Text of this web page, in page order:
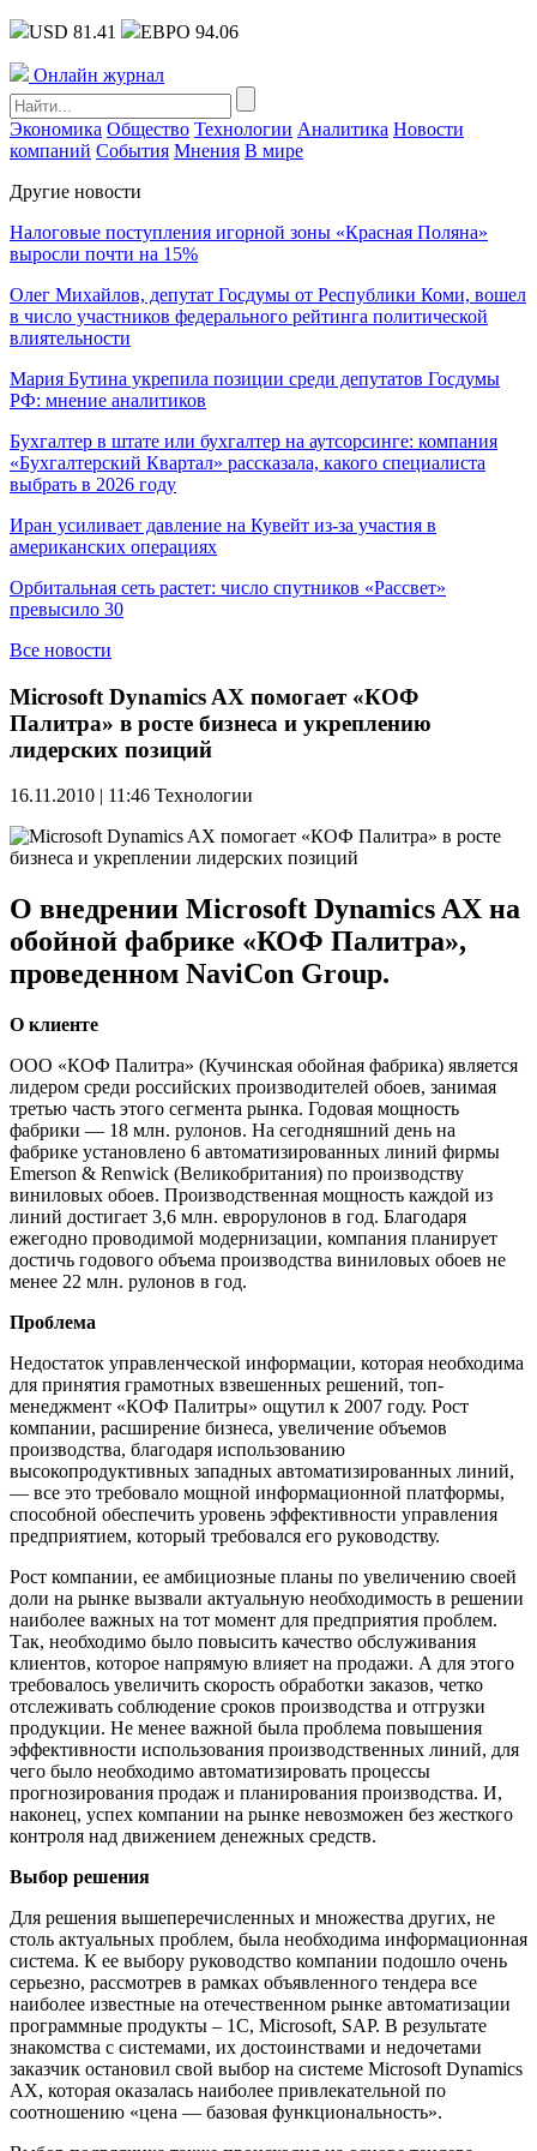
USD 81.41 ЕВРО 94.06
Онлайн журнал
Экономика Общество Технологии Аналитика Новости
компаний События Мнения В мире
Другие новости
Налоговые поступления игорной зоны «Красная Поляна»
выросли почти на 15%
Олег Михайлов, депутат Госдумы от Республики Коми, вошел
в число участников федерального рейтинга политической
влиятельности
Мария Бутина укрепила позиции среди депутатов Госдумы
РФ: мнение аналитиков
Бухгалтер в штате или бухгалтер на аутсорсинге: компания
«Бухгалтерский Квартал» рассказала, какого специалиста
выбрать в 2026 году
Иран усиливает давление на Кувейт из-за участия в
американских операциях
Орбитальная сеть растет: число спутников «Рассвет»
превысило 30
Все новости
Microsoft Dynamics AX помогает «КОФ
Палитра» в росте бизнеса и укреплению
лидерских позиций
16.11.2010 | 11:46 Технологии
О внедрении Microsoft Dynamics AX на
обойной фабрике «КОФ Палитра»,
проведенном NaviCon Group.
О клиенте
ООО «КОФ Палитра» (Кучинская обойная фабрика) является
лидером среди российских производителей обоев, занимая
третью часть этого сегмента рынка. Годовая мощность
фабрики — 18 млн. рулонов. На сегодняшний день на
фабрике установлено 6 автоматизированных линий фирмы
Emerson & Renwick (Великобритания) по производству
виниловых обоев. Производственная мощность каждой из
линий достигает 3,6 млн. еврорулонов в год. Благодаря
ежегодно проводимой модернизации, компания планирует
достичь годового объема производства виниловых обоев не
менее 22 млн. рулонов в год.
Проблема
Недостаток управленческой информации, которая необходима
для принятия грамотных взвешенных решений, топ-
менеджмент «КОФ Палитры» ощутил к 2007 году. Рост
компании, расширение бизнеса, увеличение объемов
производства, благодаря использованию
высокопродуктивных западных автоматизированных линий,
— все это требовало мощной информационной платформы,
способной обеспечить уровень эффективности управления
предприятием, который требовался его руководству.
Рост компании, ее амбициозные планы по увеличению своей
доли на рынке вызвали актуальную необходимость в решении
наиболее важных на тот момент для предприятия проблем.
Так, необходимо было повысить качество обслуживания
клиентов, которое напрямую влияет на продажи. А для этого
требовалось увеличить скорость обработки заказов, четко
отслеживать соблюдение сроков производства и отгрузки
продукции. Не менее важной была проблема повышения
эффективности использования производственных линий, для
чего было необходимо автоматизировать процессы
прогнозирования продаж и планирования производства. И,
наконец, успех компании на рынке невозможен без жесткого
контроля над движением денежных средств.
Выбор решения
Для решения вышеперечисленных и множества других, не
столь актуальных проблем, была необходима информационная
система. К ее выбору руководство компании подошло очень
серьезно, рассмотрев в рамках объявленного тендера все
наиболее известные на отечественном рынке автоматизации
программные продукты – 1С, Microsoft, SAP. В результате
знакомства с системами, их достоинствами и недочетами
заказчик остановил свой выбор на системе Microsoft Dynamics
AX, которая оказалась наиболее привлекательной по
соотношению «цена — базовая функциональность».